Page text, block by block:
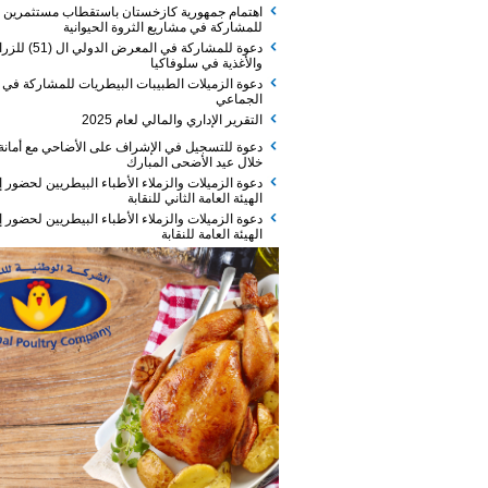
اهتمام جمهورية كازخستان باستقطاب مستثمرين
للمشاركة في مشاريع الثروة الحيوانية
دعوة للمشاركة في المعرض الدولي ال (51) للزراعة
والأغذية في سلوفاكيا
دعوة الزميلات الطبيبات البيطريات للمشاركة في الفطور
التقرير الإداري والمالي لعام 2025
دعوة للتسجيل في الإشراف على الأضاحي مع أمانة عمان
خلال عيد الأضحى المبارك
دعوة الزميلات والزملاء الأطباء البيطريين لحضور إجتماع
الهيئة العامة الثاني للنقابة
دعوة الزميلات والزملاء الأطباء البيطريين لحضور إجتماع
الهيئة العامة للنقابة